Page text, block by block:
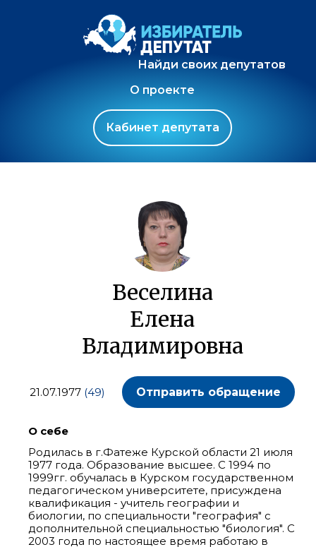
Найди своих депутатов
О проекте
Кабинет депутата
Веселина
Елена
Владимировна
21.07.1977 (49) Отправить обращение
О себе
Родилась в г.Фатеже Курской области 21 июля
1977 года. Образование высшее. С 1994 по
1999гг. обучалась в Курском государственном
педагогическом университете, присуждена
квалификация - учитель географии и
биологии, по специальности "география" с
дополнительной специальностью "биология". С
2003 года по настоящее время работаю в